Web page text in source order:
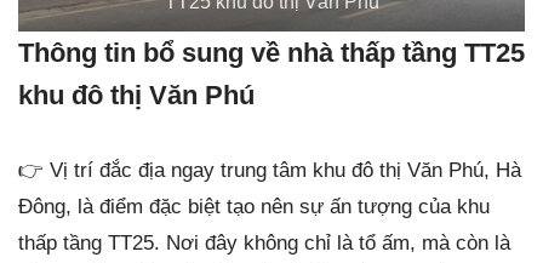
Thông tin bổ sung về nhà thấp tầng TT25
khu đô thị Văn Phú
👉 Vị trí đắc địa ngay trung tâm khu đô thị Văn Phú, Hà
Đông, là điểm đặc biệt tạo nên sự ấn tượng của khu
thấp tầng TT25. Nơi đây không chỉ là tổ ấm, mà còn là